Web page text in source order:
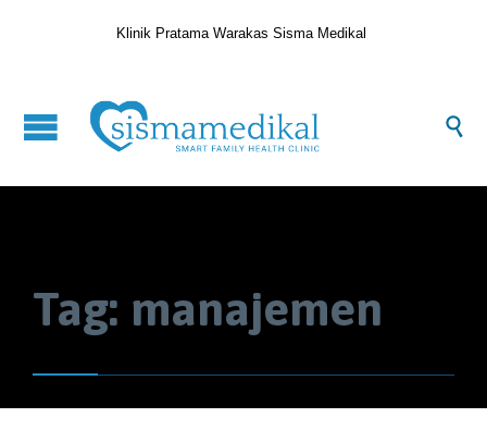
Klinik Pratama Warakas Sisma Medikal

Tag: manajemen